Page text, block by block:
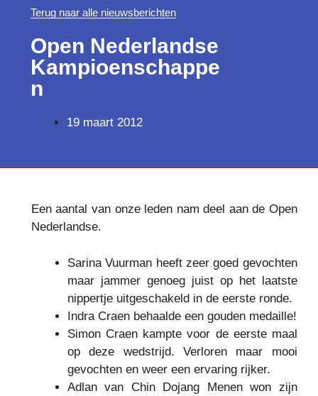
Terug naar alle nieuwsberichten
Open Nederlandse
Kampioenschappe
n
19 maart 2012
Een aantal van onze leden nam deel aan de Open
Nederlandse.
Sarina Vuurman heeft zeer goed gevochten
maar jammer genoeg juist op het laatste
nippertje uitgeschakeld in de eerste ronde.
Indra Craen behaalde een gouden medaille!
Simon Craen kampte voor de eerste maal
op deze wedstrijd. Verloren maar mooi
gevochten en weer een ervaring rijker.
Adlan van Chin Dojang Menen won zijn